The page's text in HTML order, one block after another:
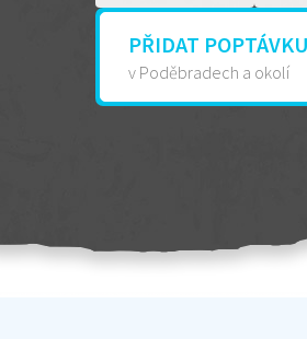
PŘIDAT POPTÁVKU
v Poděbradech a okolí